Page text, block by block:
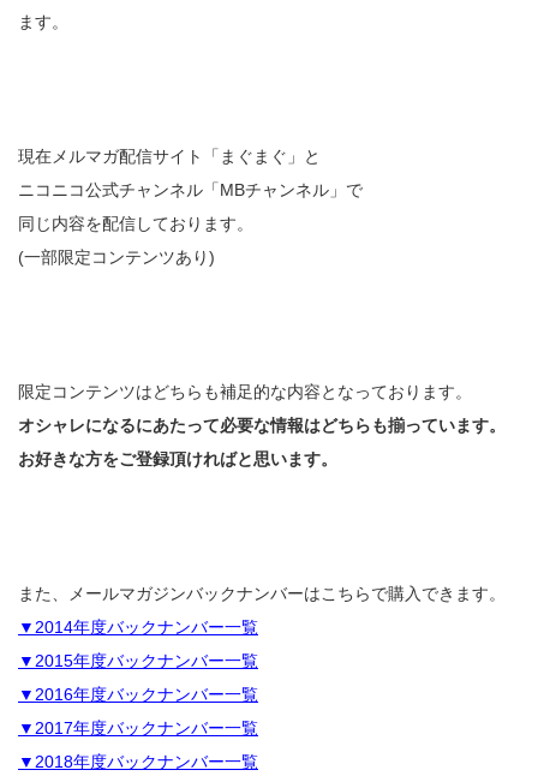
ます。
現在メルマガ配信サイト「まぐまぐ」と
ニコニコ公式チャンネル「MBチャンネル」で
同じ内容を配信しております。
(一部限定コンテンツあり)
限定コンテンツはどちらも補足的な内容となっております。
オシャレになるにあたって必要な情報はどちらも揃っています。
お好きな方をご登録頂ければと思います。
また、メールマガジンバックナンバーはこちらで購入できます。
▼2014年度バックナンバー一覧
▼2015年度バックナンバー一覧
▼2016年度バックナンバー一覧
▼2017年度バックナンバー一覧
▼2018年度バックナンバー一覧